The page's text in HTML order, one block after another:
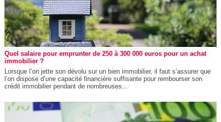
Quel salaire pour emprunter de 250 à 300 000 euros pour un achat
immobilier ?
Lorsque l’on jette son dévolu sur un bien immobilier, il faut s’assurer que
l’on dispose d’une capacité financière suffisante pour rembourser son
crédit immobilier pendant de nombreuses...